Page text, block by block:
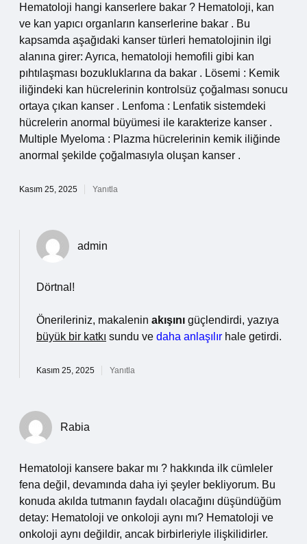
Hematoloji hangi kanserlere bakar ? Hematoloji, kan
ve kan yapıcı organların kanserlerine bakar . Bu
kapsamda aşağıdaki kanser türleri hematolojinin ilgi
alanına girer: Ayrıca, hematoloji hemofili gibi kan
pıhtılaşması bozukluklarına da bakar . Lösemi : Kemik
iliğindeki kan hücrelerinin kontrolsüz çoğalması sonucu
ortaya çıkan kanser . Lenfoma : Lenfatik sistemdeki
hücrelerin anormal büyümesi ile karakterize kanser .
Multiple Myeloma : Plazma hücrelerinin kemik iliğinde
anormal şekilde çoğalmasıyla oluşan kanser .
Kasım 25, 2025 Yanıtla
admin
Dörtnal!
Önerileriniz, makalenin akışını güçlendirdi, yazıya
büyük bir katkı sundu ve daha anlaşılır hale getirdi.
Kasım 25, 2025 Yanıtla
Rabia
Hematoloji kansere bakar mı ? hakkında ilk cümleler
fena değil, devamında daha iyi şeyler bekliyorum. Bu
konuda akılda tutmanın faydalı olacağını düşündüğüm
detay: Hematoloji ve onkoloji aynı mı? Hematoloji ve
onkoloji aynı değildir, ancak birbirleriyle ilişkilidirler.